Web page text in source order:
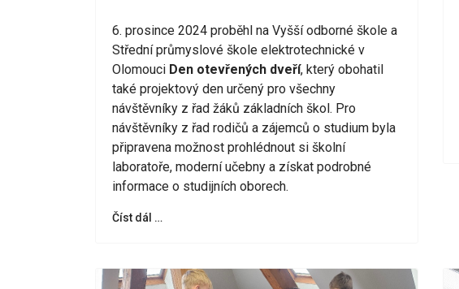
6. prosince 2024 proběhl na Vyšší odborné škole a
Střední průmyslové škole elektrotechnické v
Olomouci Den otevřených dveří, který obohatil
také projektový den určený pro všechny
návštěvníky z řad žáků základních škol. Pro
návštěvníky z řad rodičů a zájemců o studium byla
připravena možnost prohlédnout si školní
laboratoře, moderní učebny a získat podrobné
informace o studijních oborech.
Číst dál …